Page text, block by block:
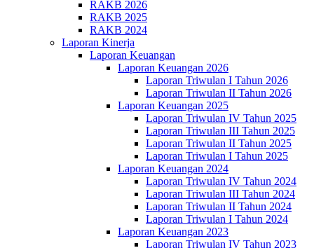
RAKB 2026
RAKB 2025
RAKB 2024
Laporan Kinerja
Laporan Keuangan
Laporan Keuangan 2026
Laporan Triwulan I Tahun 2026
Laporan Triwulan II Tahun 2026
Laporan Keuangan 2025
Laporan Triwulan IV Tahun 2025
Laporan Triwulan III Tahun 2025
Laporan Triwulan II Tahun 2025
Laporan Triwulan I Tahun 2025
Laporan Keuangan 2024
Laporan Triwulan IV Tahun 2024
Laporan Triwulan III Tahun 2024
Laporan Triwulan II Tahun 2024
Laporan Triwulan I Tahun 2024
Laporan Keuangan 2023
Laporan Triwulan IV Tahun 2023